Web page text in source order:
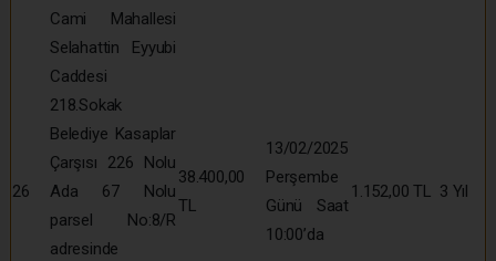
26
Cami Mahallesi
Selahattin Eyyubi
Caddesi
218.Sokak
Belediye Kasaplar
Çarşısı 226 Nolu
Ada 67 Nolu
parsel No:8/R
adresinde
38.400,00
TL
13/02/2025
Perşembe
Günü Saat
10:00’da
1.152,00 TL 3 Yıl